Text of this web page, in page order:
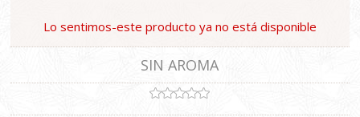
Lo sentimos-este producto ya no está disponible
SIN AROMA